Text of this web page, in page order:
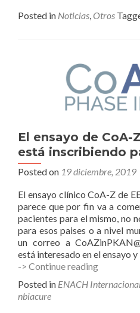
Posted in Noticias, Otros
El ensayo de CoA-
está inscribiendo
Posted on 19 diciembre, 2019
El ensayo clínico CoA-Z de
parece que por fin va a
pacientes para el mismo, no
para esos paises o a nivel
un correo a
está interesado en el ensayo y
-> Continue readingEl
de
Posted in ENACH
nbiacure